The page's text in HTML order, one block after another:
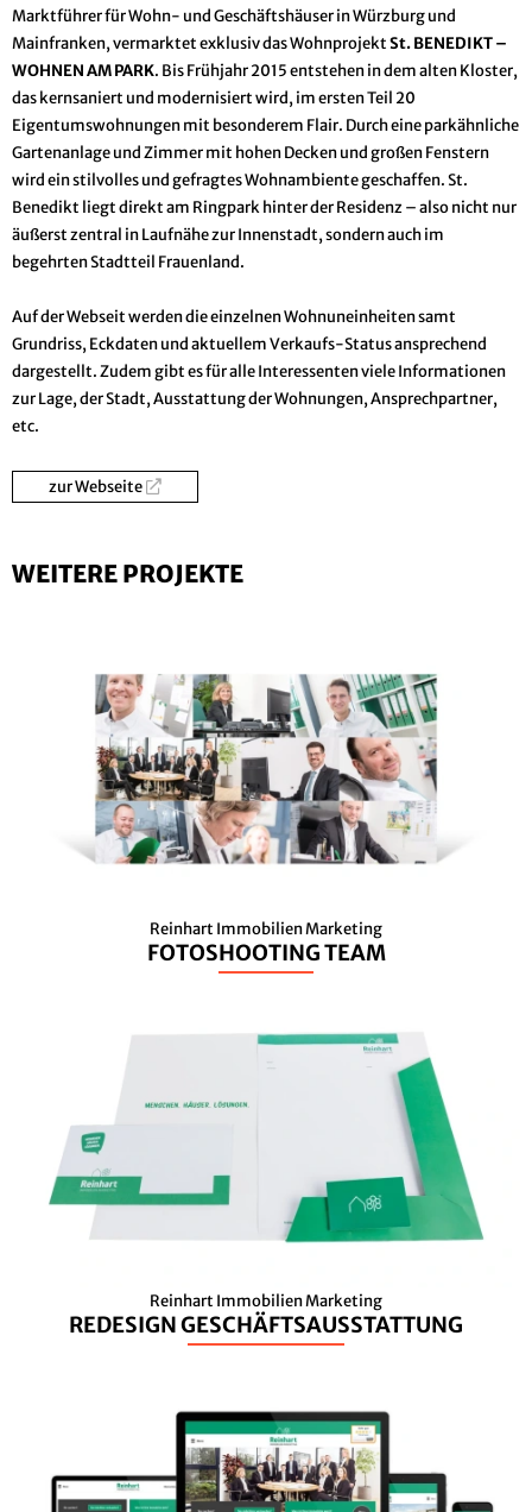
Marktführer für Wohn- und Geschäftshäuser in Würzburg und
Mainfranken, vermarktet exklusiv das WohnprojektSt. BENEDIKT –
WOHNEN AM PARK. Bis Frühjahr 2015 entstehen in dem alten Kloster,
das kernsaniert und modernisiert wird, im ersten Teil 20
Eigentumswohnungen mit besonderem Flair. Durch eine parkähnliche
Gartenanlage und Zimmer mit hohen Decken und großen Fenstern
wird ein stilvolles und gefragtes Wohnambiente geschaffen. St.
Benedikt liegt direkt am Ringpark hinter der Residenz – also nicht nur
äußerst zentral in Laufnähe zur Innenstadt, sondern auch im
begehrten Stadtteil Frauenland.
Auf der Webseit werden die einzelnen Wohnuneinheiten samt
Grundriss, Eckdaten und aktuellem Verkaufs-Status ansprechend
dargestellt. Zudem gibt es für alle Interessenten viele Informationen
zur Lage, der Stadt, Ausstattung der Wohnungen, Ansprechpartner,
etc.
zur Webseite
WEITERE PROJEKTE
Reinhart Immobilien Marketing
FOTOSHOOTING TEAM
Reinhart Immobilien Marketing
REDESIGN GESCHÄFTSAUSSTATTUNG